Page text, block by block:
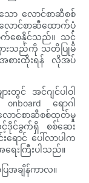
ော လောင်စာဆီစစ်
ာင်စာဆီထောက်ပံ့
က်စေနိုင်သည်။ သင့်
ားသည်ကို သတိပြုမိ
စားထိုးရန် လိုအပ်
းတွင် အင်ဂျင်ပါဝါ
ရောဂါ
ောင်စာဆီစစ်ထုတ်မှု
င်ခွက်ရှိ စစ်ဆေး
ောင် ပေါ်လာပါက
ေးကြီးပါသည်။
အချိန်ကာလ။